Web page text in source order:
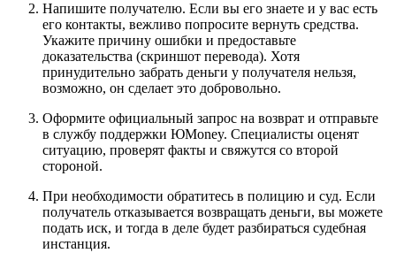
Напишите получателю. Если вы его знаете и у вас есть
его контакты, вежливо попросите вернуть средства.
Укажите причину ошибки и предоставьте
доказательства (скриншот перевода). Хотя
принудительно забрать деньги у получателя нельзя,
возможно, он сделает это добровольно.
Оформите официальный запрос на возврат и отправьте
в службу поддержки ЮMoney. Специалисты оценят
ситуацию, проверят факты и свяжутся со второй
стороной.
При необходимости обратитесь в полицию и суд. Если
получатель отказывается возвращать деньги, вы можете
подать иск, и тогда в деле будет разбираться судебная
инстанция.